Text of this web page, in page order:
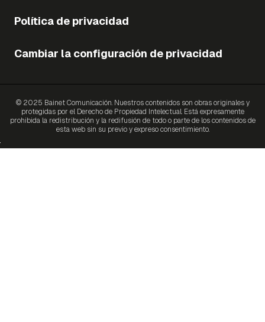
Política de privacidad
Cambiar la configuración de privacidad
© 2025 Bainet Comunicación. Nuestros contenidos son obras originales y
protegidas por el Derecho de Propiedad Intelectual. Está expresamente
prohibida la redistribución y la redifusión de todo o parte de los contenidos de
esta web sin su previo y expreso consentimiento.